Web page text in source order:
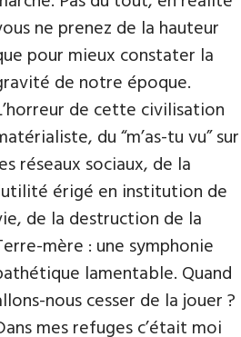
ne prenez de la hauteur
pour mieux constater la
de notre époque.
de cette civilisation
du “m’as-tu vu” sur
réseaux sociaux, de la
érigé en institution de
de la destruction de la
mère : une symphonie
lamentable. Quand
nous cesser de la jouer ?
mes refuges c’était moi